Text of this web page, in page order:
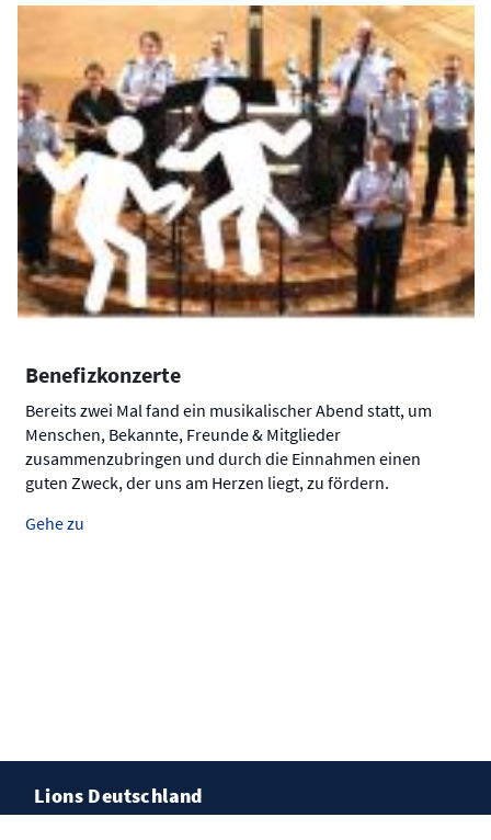
Benefizkonzerte
Bereits zwei Mal fand ein musikalischer Abend statt, um
Menschen, Bekannte, Freunde & Mitglieder
zusammenzubringen und durch die Einnahmen einen
guten Zweck, der uns am Herzen liegt, zu fördern.
Gehe zu
Lions Deutschland